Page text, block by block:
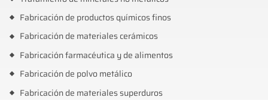
Fabricación de productos químicos finos
Fabricación de materiales cerámicos
Fabricación farmacéutica y de alimentos
Fabricación de polvo metálico
Fabricación de materiales superduros